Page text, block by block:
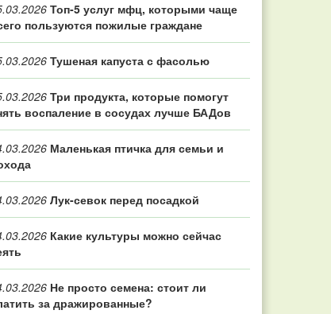
Топ‑5 услуг мфц, которыми чаще
пользуются пожилые граждане
Тушеная капуста с фасолью
Три продукта, которые помогут
воспаление в сосудах лучше БАДов
Маленькая птичка для семьи и
Лук-севок перед посадкой
Какие культуры можно сейчас
Не просто семена: стоит ли
за дражированные?